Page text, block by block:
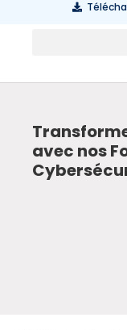
avec nos